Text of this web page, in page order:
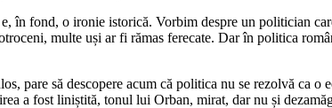
în fond, o ironie istorică. Vorbim despre un politician
multe uși ar fi rămas ferecate. Dar în politica
pare să descopere acum că politica nu se rezolvă ca
a fost liniștită, tonul lui Orban, mirat, dar nu și